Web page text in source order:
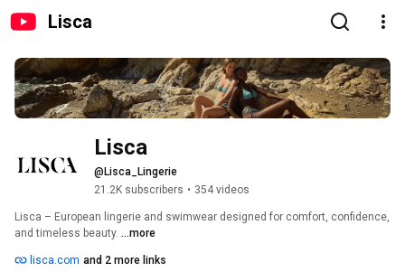
Lisca
Lisca
@Lisca_Lingerie
21.2K subscribers • 354 videos
Lisca – European lingerie and swimwear designed for comfort, confidence,
and timeless beauty. ...more
lisca.com and 2 more links